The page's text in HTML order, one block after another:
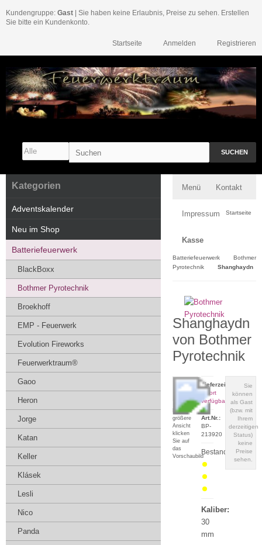
Kundengruppe: Gast | Sie haben keine Erlaubnis, Preise zu sehen. Erstellen
Sie bitte ein Kundenkonto.
Registrieren
Anmelden
Startseite
SUCHEN
Menü Kontakt
Impressum
Kasse
Startseite
Batteriefeuerwerk
Bothmer
Pyrotechnik
Shanghaydn
Shanghaydn
von Bothmer
Pyrotechnik
Für eine
größere
Ansicht
klicken
Sie auf
das
Vorschaubild
Sie
können
als Gast
(bzw. mit
Ihrem
derzeitigen
Status)
keine
Preise
sehen.
Lieferzeit:
sofort
verfügbar
Art.Nr.:
BP-
213920
Bestand:
Kaliber:
30
mm
Kategorien
Adventskalender
Neu im Shop
Batteriefeuerwerk
BlackBoxx
Bothmer Pyrotechnik
Broekhoff
EMP - Feuerwerk
Evolution Fireworks
Feuerwerktraum®
Gaoo
Heron
Jorge
Katan
Keller
Klásek
Lesli
Nico
Panda